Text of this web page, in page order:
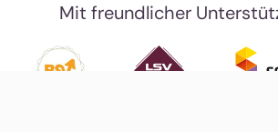
Mit freundlicher